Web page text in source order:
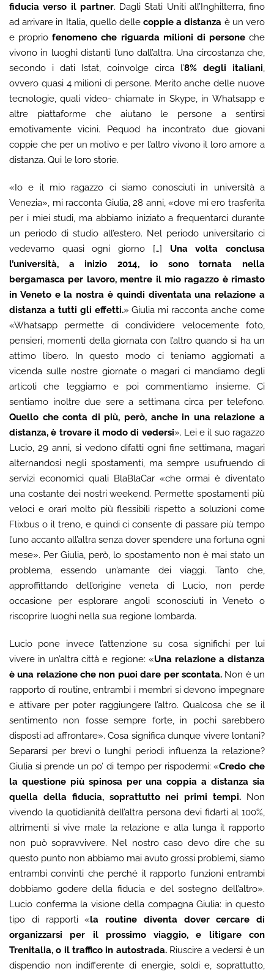
fiducia verso il partner. Dagli Stati Uniti all’Inghilterra, fino
ad arrivare in Italia, quello dellecoppie a distanza è un vero
e proprio fenomeno che riguarda milioni di personeche
vivono in luoghi distanti l’uno dall’altra. Una circostanza che,
secondo i dati Istat, coinvolge circa l’8% degli italiani,
ovvero quasi 4 milioni di persone. Merito anche delle nuove
tecnologie, quali video- chiamate in Skype, in Whatsapp e
altre piattaforme che aiutano le persone a sentirsi
emotivamente vicini. Pequod ha incontrato due giovani
coppie che per un motivo e per l’altro vivono il loro amore a
distanza. Qui le loro storie.
«Io e il mio ragazzo ci siamo conosciuti in università a
Venezia», mi racconta Giulia, 28 anni, «dove mi ero trasferita
per i miei studi, ma abbiamo iniziato a frequentarci durante
un periodo di studio all’estero. Nel periodo universitario ci
vedevamo quasi ogni giorno […] Una volta conclusa
l’università, a inizio 2014, io sono tornata nella
bergamasca per lavoro, mentre il mio ragazzo è rimasto
in Veneto e la nostra è quindi diventata una relazione a
distanza a tutti gli effetti.» Giulia mi racconta anche come
«Whatsapp permette di condividere velocemente foto,
pensieri, momenti della giornata con l’altro quando si ha un
attimo libero. In questo modo ci teniamo aggiornati a
vicenda sulle nostre giornate o magari ci mandiamo degli
articoli che leggiamo e poi commentiamo insieme. Ci
sentiamo inoltre due sere a settimana circa per telefono.
Quello che conta di più, però, anche in una relazione a
distanza, è trovare il modo di vedersi». Lei e il suo ragazzo
Lucio, 29 anni, si vedono difatti ogni fine settimana, magari
alternandosi negli spostamenti, ma sempre usufruendo di
servizi economici quali BlaBlaCar «che ormai è diventato
una costante dei nostri weekend. Permette spostamenti più
veloci e orari molto più flessibili rispetto a soluzioni come
Flixbus o il treno, e quindi ci consente di passare più tempo
l’uno accanto all’altra senza dover spendere una fortuna ogni
mese». Per Giulia, però, lo spostamento non è mai stato un
problema, essendo un’amante dei viaggi. Tanto che,
approffittando dell’origine veneta di Lucio, non perde
occasione per esplorare angoli sconosciuti in Veneto o
riscoprire luoghi nella sua regione lombarda.
Lucio pone invece l’attenzione su cosa significhi per lui
vivere in un’altra città e regione: «Una relazione a distanza
è una relazione che non puoi dare per scontata.Non è un
rapporto di routine, entrambi i membri si devono impegnare
e attivare per poter raggiungere l’altro. Qualcosa che se il
sentimento non fosse sempre forte, in pochi sarebbero
disposti ad affrontare».Cosa significa dunque vivere lontani?
Separarsi per brevi o lunghi periodi influenza la relazione?
Giulia si prende un po’ di tempo per rispodermi: «Credo che
la questione più spinosa per una coppia a distanza sia
quella della fiducia, soprattutto nei primi tempi. Non
vivendo la quotidianità dell’altra persona devi fidarti al 100%,
altrimenti si vive male la relazione e alla lunga il rapporto
non può sopravvivere. Nel nostro caso devo dire che su
questo punto non abbiamo mai avuto grossi problemi, siamo
entrambi convinti che perché il rapporto funzioni entrambi
dobbiamo godere della fiducia e del sostegno dell’altro».
Lucio conferma la visione della compagna Giulia: in questo
tipo di rapporti «la routine diventa dover cercare di
organizzarsi per il prossimo viaggio, e litigare con
Trenitalia, o il traffico in autostrada.Riuscire a vedersi è un
dispendio non indifferente di energie, soldi e, soprattutto,